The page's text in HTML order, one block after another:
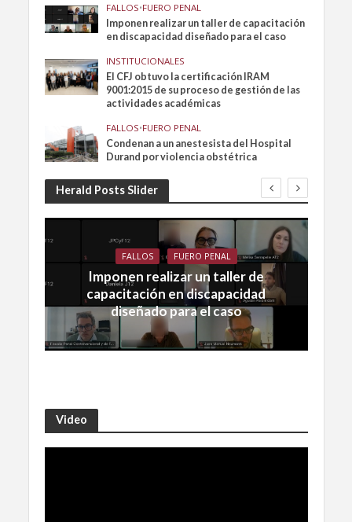
FALLOS•FUERO PENAL
Imponen realizar un taller de capacitación
en discapacidad diseñado para el caso
INSTITUCIONALES
El CFJ obtuvo la certificación IRAM
9001:2015 de su proceso de gestión de las
actividades académicas
FALLOS•FUERO PENAL
Condenan a un anestesista del Hospital
Durand por violencia obstétrica
Herald Posts Slider
FALLOS FUERO PENAL
Imponen realizar un taller de
capacitación en discapacidad
diseñado para el caso
Video